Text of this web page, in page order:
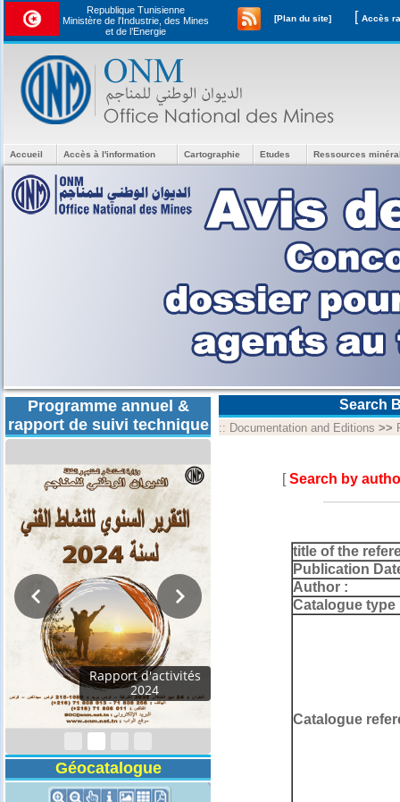
Republique Tunisienne
Ministère de l'Industrie, des Mines
et de l’Energie
[Plan du site] [
Accueil Accès à l'information Cartographie Etudes Ressources
Programme annuel &
rapport de suivi technique
Programmes
Techniques 2026
Géocatalogue
Search
:: Documentation and Editions >>
[Search by
title of the
Publication
Author :
Catalogue type
Catalogue